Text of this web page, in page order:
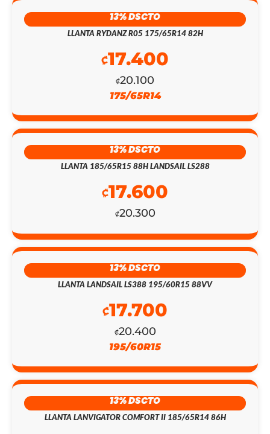
13% DSCTO
LLANTA RYDANZ R05 175/65R14 82H
₡20.100
₡17.400
175/65R14
13% DSCTO
LLANTA 185/65R15 88H LANDSAIL LS288
₡20.300
₡17.600
13% DSCTO
LLANTA LANDSAIL LS388 195/60R15 88VV
₡20.400
₡17.700
195/60R15
13% DSCTO
LLANTA LANVIGATOR COMFORT II 185/65R14 86H
ORIGINAL
ACTUAL
ORIGINAL
ERA:
₡147.200.
ACTUAL
ES:
₡128.000.